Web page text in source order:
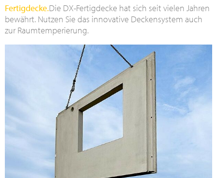
Fertigdecke.Die DX-Fertigdecke hat sich seit vielen Jahren
bewährt. Nutzen Sie das innovative Deckensystem auch
zur Raumtemperierung.